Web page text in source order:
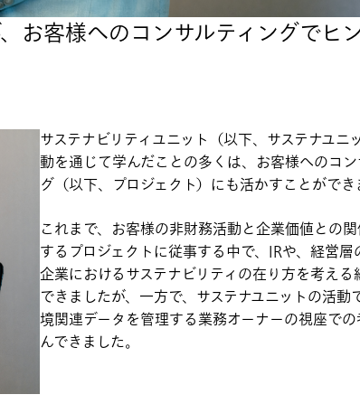
お客様へのコンサルティングでヒ
サステナビリティユニット（以下、サステナユニ
動を通じて学んだことの多くは、お客様へのコン
グ（以下、プロジェクト）にも活かすことができ
これまで、お客様の非財務活動と企業価値との
するプロジェクトに従事する中で、IRや、経営層
企業におけるサステナビリティの在り方を考える
できましたが、一方で、サステナユニットの活動
境関連データを管理する業務オーナーの視座で
んできました。